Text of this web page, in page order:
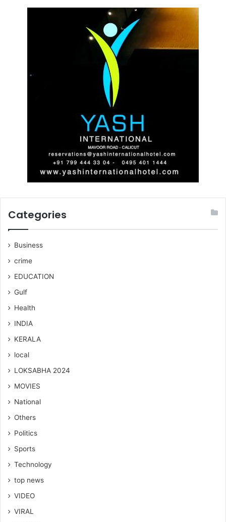
Categories
Business
crime
EDUCATION
Gulf
Health
INDIA
KERALA
local
LOKSABHA 2024
MOVIES
National
Others
Politics
Sports
Technology
top news
VIDEO
VIRAL